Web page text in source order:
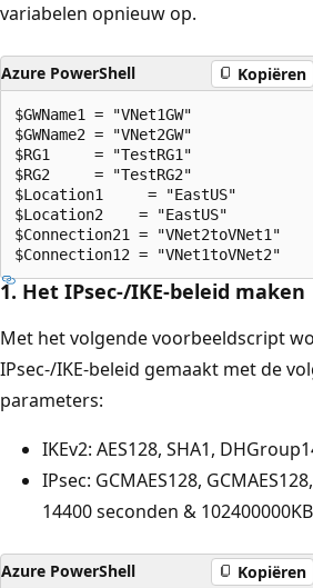
variabelen opnieuw op.
Azure PowerShell Kopiëren
$GWName1 = "VNet1GW"
$GWName2 = "VNet2GW"
$RG1     = "TestRG1"
$RG2     = "TestRG2"
$Location1     = "EastUS"
$Location2    = "EastUS"
$Connection21 = "VNet2toVNet1"
1. Het IPsec-/IKE-beleid maken
Met het volgende voorbeeldscript
IPsec-/IKE-beleid gemaakt met de
parameters:
IKEv2: AES128, SHA1,
IPsec: GCMAES128,
14400 seconden & 102400000KB
Azure PowerShell Kopiëren